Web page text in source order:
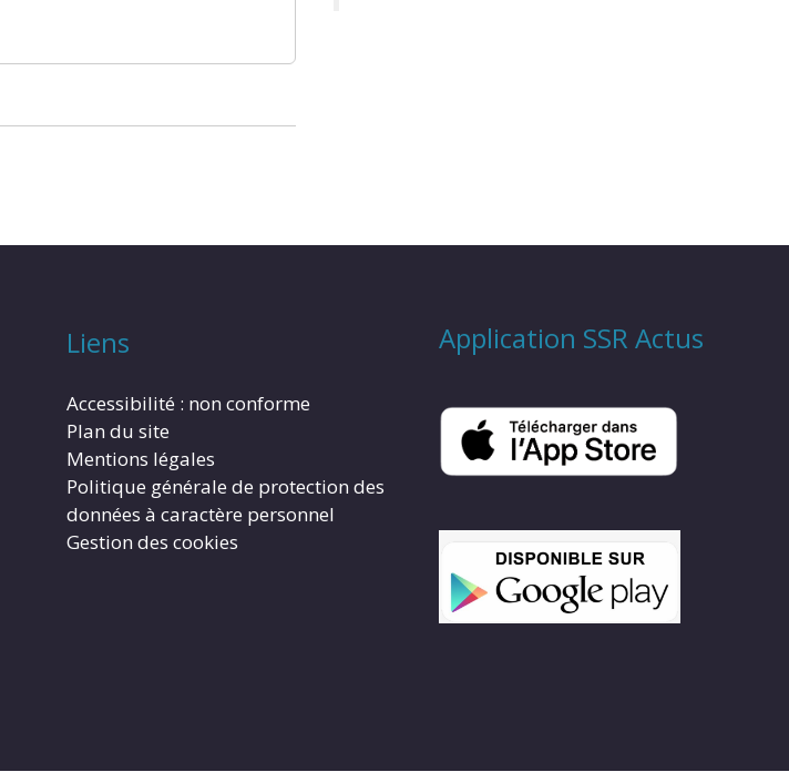
Liens
Accessibilité : non conforme
Plan du site
Mentions légales
Politique générale de protection des
données à caractère personnel
Gestion des cookies
Application SSR Actus